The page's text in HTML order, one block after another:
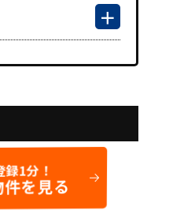
1分！
を見る